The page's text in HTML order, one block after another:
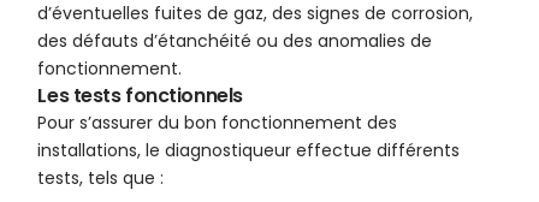
d’éventuelles fuites de gaz, des signes de corrosion,
des défauts d’étanchéité ou des anomalies de
fonctionnement.
Les tests fonctionnels
Pour s’assurer du bon fonctionnement des
installations, le diagnostiqueur effectue différents
tests, tels que :